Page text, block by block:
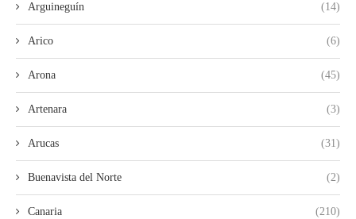
Arguineguín (14)
Arico (6)
Arona (45)
Artenara (3)
Arucas (31)
Buenavista del Norte (2)
Canaria (210)